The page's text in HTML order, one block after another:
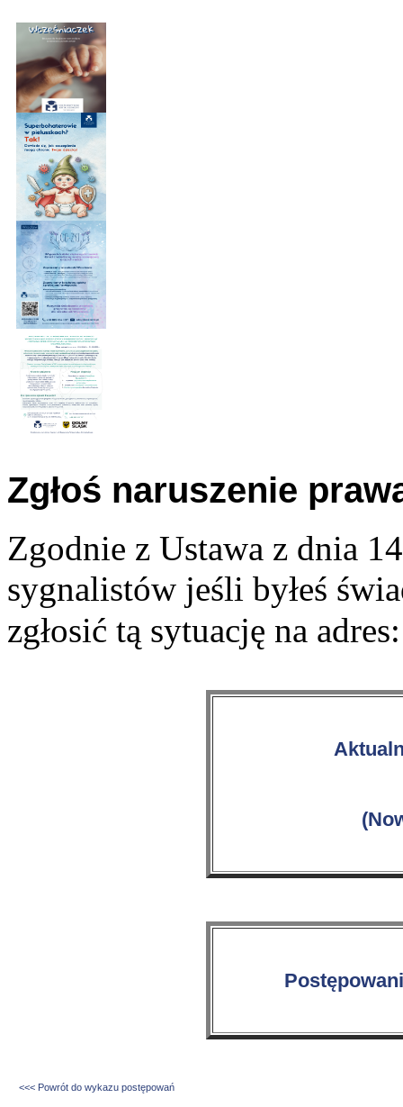
Zgłoś naruszenie
Zgodnie z Ustawa z dnia
sygnalistów jeśli byłeś
zgłosić tą sytuację na
<<< Powrót do wykazu postępowań